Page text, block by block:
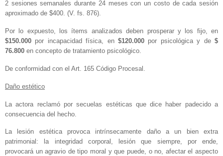
2 sesiones semanales durante 24 meses con un costo de cada sesión
aproximado de $400. (V. fs. 876).
Por lo expuesto, los ítems analizados deben prosperar y los fijo, en
$150.000 por incapacidad física, en$120.000 por psicológica y de$
76.800 en concepto de tratamiento psicológico.
De conformidad con el Art. 165 Código Procesal.
Daño estético
La actora reclamó por secuelas estéticas que dice haber padecido a
consecuencia del hecho.
La lesión estética provoca intrínsecamente daño a un bien extra
patrimonial: la integridad corporal, lesión que siempre, por ende,
provocará un agravio de tipo moral y que puede, o no, afectar el aspecto